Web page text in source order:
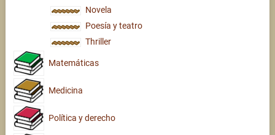
Novela
Poesía y teatro
Thriller
Matemáticas
Medicina
Política y derecho